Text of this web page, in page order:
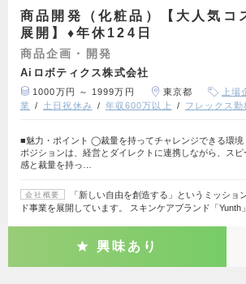
商品開発（化粧品）【大人気
展開】♦年休124日
商品企画・開発
Aiロボティクス株式会社
1000万円 ～ 1999万円 東京都 上場
業
土日祝休み 年収600万以上 フレックス勤
■魅力・ポイント ◯裁量を持ってチャレンジできる環境
ポジションは、経営とダイレクトに連携しながら、スピ
感と裁量を持っ…
会社概要
「新しい自由を創造する」というミッショ
ド事業を展開しています。 スキンケアブランド「Yunth
興味あり